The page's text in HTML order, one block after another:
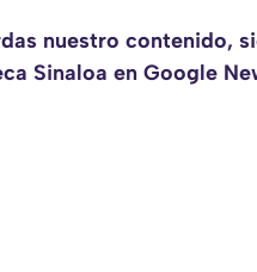
nuestro contenido,
Sinaloa en Google